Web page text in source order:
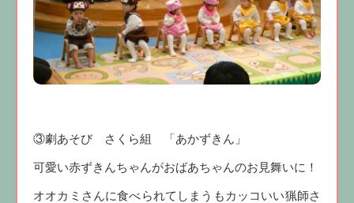
③劇あそび さくら組 「あかずきん」
可愛い赤ずきんちゃんがおばあちゃんのお見舞いに！
オオカミさんに食べられてしまうもカッコいい猟師さ